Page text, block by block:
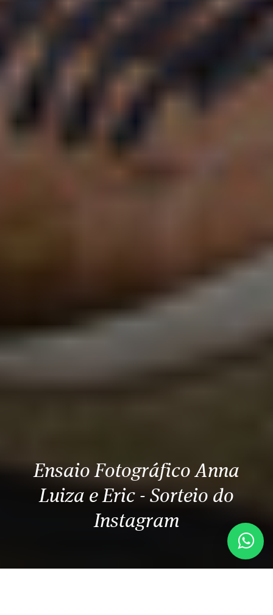
Ensaio Fotográfico Anna
Luiza e Eric - Sorteio do
Instagram